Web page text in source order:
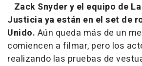
Zack Snyder y el equipo de
Justicia ya están en el set de
Unido. Aún queda más de un
comiencen a filmar, pero los
realizando las pruebas de